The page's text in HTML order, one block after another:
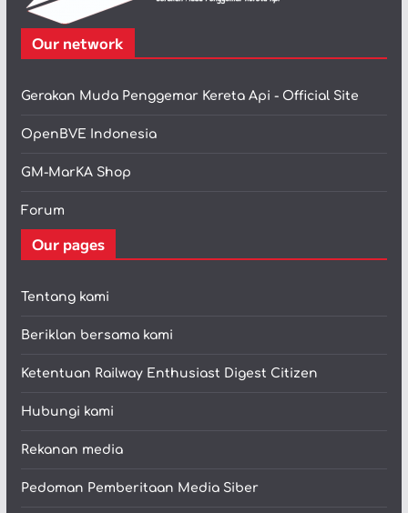
Our network
Gerakan Muda Penggemar Kereta Api - Official Site
OpenBVE Indonesia
GM-MarKA Shop
Forum
Our pages
Tentang kami
Beriklan bersama kami
Ketentuan Railway Enthusiast Digest Citizen
Hubungi kami
Rekanan media
Pedoman Pemberitaan Media Siber